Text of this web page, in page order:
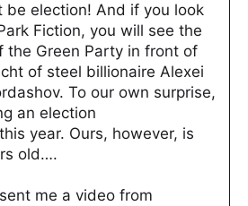
be election! And if you look
Fiction, you will see the
the Green Party in front of
of steel billionaire Alexei
To our own surprise,
an election
year. Ours, however, is
old….
me a video from